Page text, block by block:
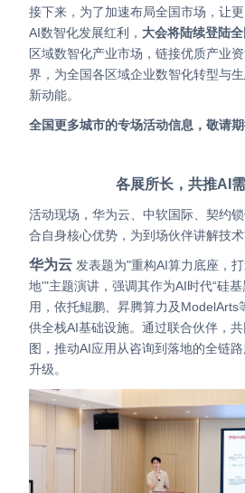
接下来，为了加速布局全国市场，让更多企业与生态伙伴共享
AI数智化发展红利， 大会将陆续登陆
区域数智化产业市场，链接优质产业
界，为全国各区域企业数智化转型与
新动能。
全国更多城市的专场活动信息，敬请期
各展所长，共推AI
活动现场，华为云、中软国际、契约锁依次带来主题分享，结
合自身核心优势，为到场伙伴讲解技术
华为云 发表题为"重构AI算力底座，
地'"主题演讲，强调其作为AI时代“硅
用，依托鲲鹏、昇腾算力及ModelArts
供全栈AI基础设施。通过联合伙伴，
图，推动AI应用从咨询到落地的全链
升级。